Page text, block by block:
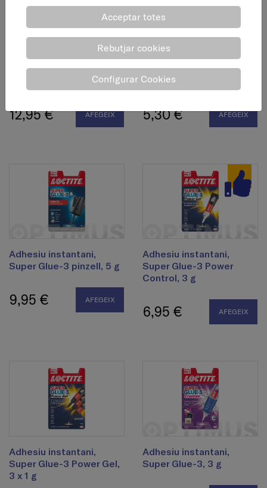
Adhesiu instantani
precisió, Super Glue-3
12,95 € AFEGEIX
Adhesiu instantani,
Super Glue-3 ORIGINAL,
3 g
5,30 € AFEGEIX
Adhesiu instantani,
Super Glue-3 pinzell, 5 g
9,95 € AFEGEIX
Adhesiu instantani,
Super Glue-3 Power
Control, 3 g
6,95 € AFEGEIX
Adhesiu instantani,
Super Glue-3 Power Gel,
3 x 1 g
Adhesiu instantani,
Super Glue-3, 3 g
Acceptar totes
Rebutjar cookies
Configurar Cookies